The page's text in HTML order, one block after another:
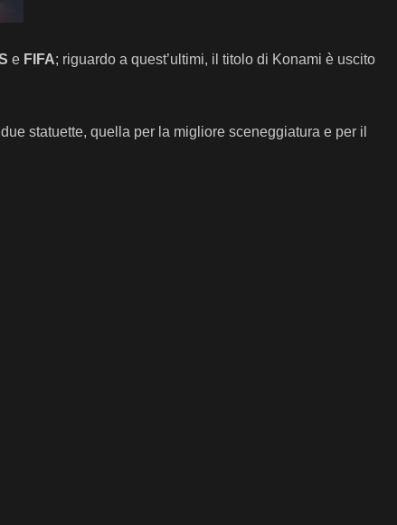
e FIFA; riguardo a quest’ultimi, il titolo di Konami è uscito
statuette, quella per la migliore sceneggiatura e per il